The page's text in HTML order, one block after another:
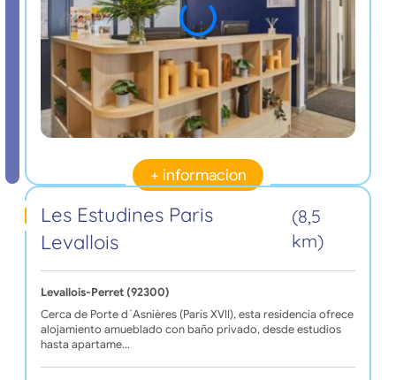
+ informacion
Les Estudines Paris
Levallois
(8,5
km)
Levallois-Perret (92300)
Cerca de Porte d´Asnières (París XVII), esta residencia ofrece
alojamiento amueblado con baño privado, desde estudios
hasta apartame…